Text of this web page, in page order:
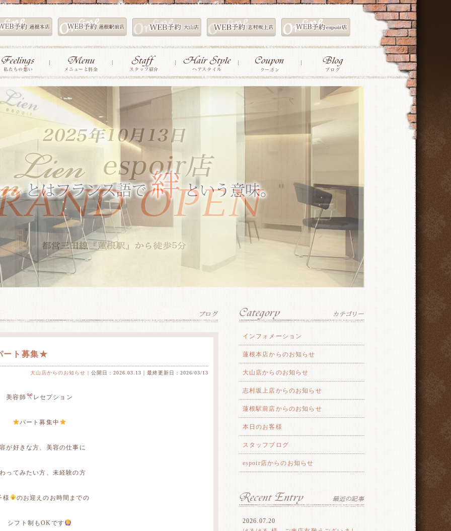
ート募集★
大山店からのお知らせ | 公開日：2026.03.13｜最終更新日：2026/03/13
美容師 レセプション
パート募集中
が好きな方、美容の仕事に
ってみたい方、未経験の方
様 のお迎えのお時間までの
シフト制もOKです
インフォメーション
蓮根本店からのお知らせ
大山店からのお知らせ
志村坂上店からのお知らせ
蓮根駅前店からのお知らせ
本日のお客様
スタッフブログ
espoir店からのお知らせ
2026.07.20